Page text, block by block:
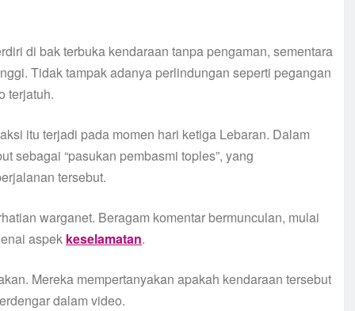
di bak terbuka kendaraan tanpa pengaman, sementara
Tidak tampak adanya perlindungan seperti pegangan
terjatuh.
itu terjadi pada momen hari ketiga Lebaran. Dalam
sebagai “pasukan pembasmi toples”, yang
tersebut.
warganet. Beragam komentar bermunculan, mulai
aspek keselamatan.
Mereka mempertanyakan apakah kendaraan tersebut
dalam video.